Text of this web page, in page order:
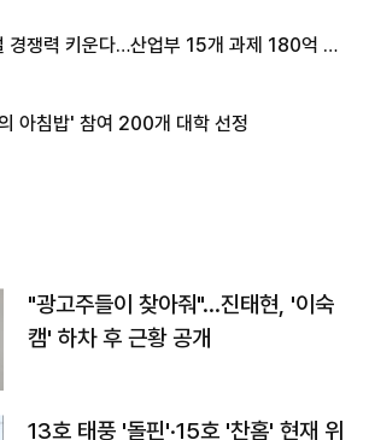
경쟁력 키운다…산업부 15개 과제 180억 지
아침밥' 참여 200개 대학 선정
"광고주들이 찾아줘"…진태현, '이숙
캠' 하차 후 근황 공개
13호 태풍 '돌핀'·15호 '찬홈' 현재 위